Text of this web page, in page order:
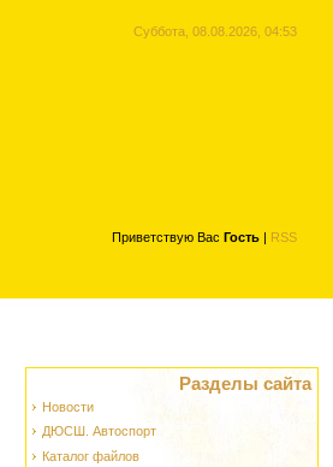
Суббота, 08.08.2026, 04:53
Приветствую Вас Гость | RSS
Разделы сайта
Новости
ДЮСШ. Автоспорт
Каталог файлов